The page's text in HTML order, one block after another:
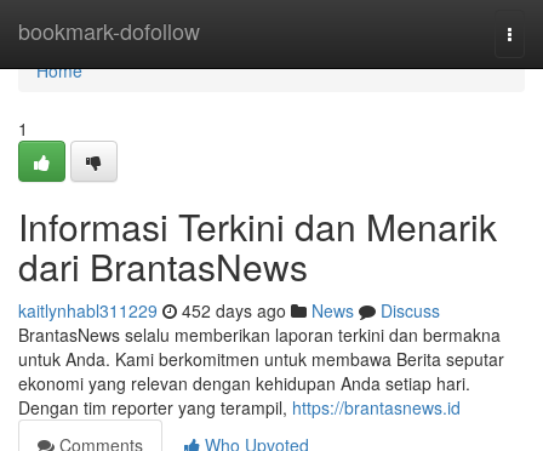
bookmark-dofollow
Home
Home
1
Informasi Terkini dan Menarik
dari BrantasNews
kaitlynhabl311229 452 days ago News
Discuss
BrantasNews selalu memberikan laporan terkini dan bermakna
untuk Anda. Kami berkomitmen untuk membawa Berita seputar
ekonomi yang relevan dengan kehidupan Anda setiap hari.
Dengan tim reporter yang terampil, https://brantasnews.id
Comments
Who Upvoted